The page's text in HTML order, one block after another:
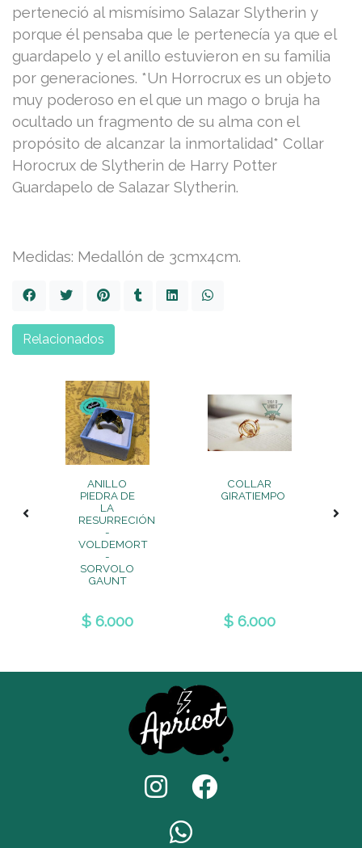
perteneció al mismísimo Salazar Slytherin y
porque él pensaba que le pertenecía ya que el
guardapelo y el anillo estuvieron en su familia
por generaciones. *Un Horrocrux es un objeto
muy poderoso en el que un mago o bruja ha
ocultado un fragmento de su alma con el
propósito de alcanzar la inmortalidad* Collar
Horocrux de Slytherin de Harry Potter
Guardapelo de Salazar Slytherin.
Medidas: Medallón de 3cmx4cm.
ANILLO
PIEDRA DE
LA
RESURRECIÓN
-
VOLDEMORT
-
SORVOLO
GAUNT
$ 6.000
COLLAR
GIRATIEMPO
$ 6.000
Relacionados